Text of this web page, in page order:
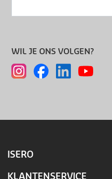
WIL JE ONS VOLGEN?
ISERO
KLANTENSERVICE